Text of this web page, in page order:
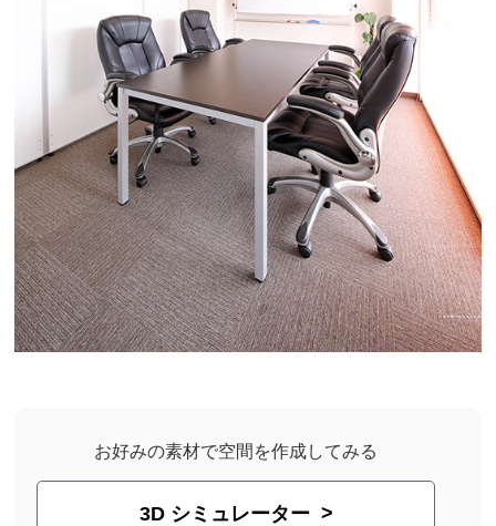
お好みの素材で空間を作成してみる
3D シミュレーター